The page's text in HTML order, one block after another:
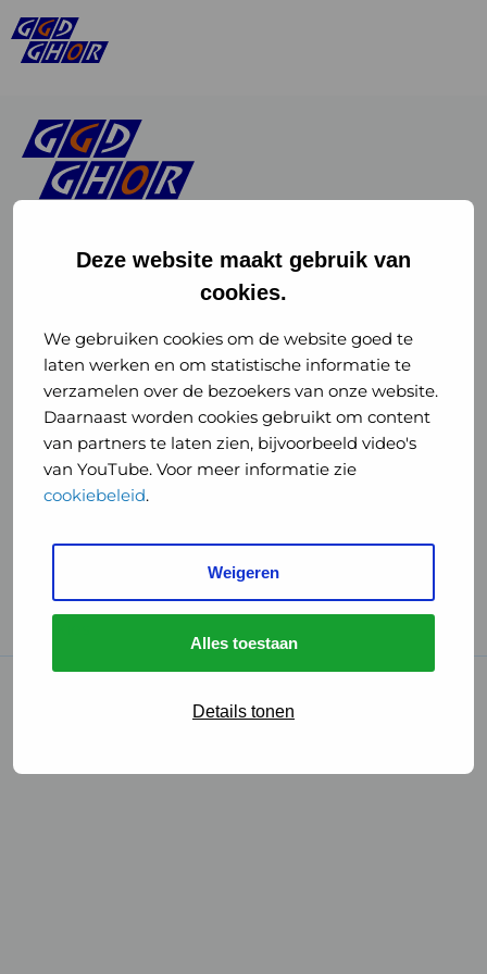
Deze website maakt gebruik van
cookies.
We gebruiken cookies om de website goed te
laten werken en om statistische informatie te
verzamelen over de bezoekers van onze website.
Daarnaast worden cookies gebruikt om content
van partners te laten zien, bijvoorbeeld video's
van YouTube. Voor meer informatie zie
cookiebeleid.
Weigeren
Alles toestaan
Details tonen
of
GGD
GHOR
Nederland
Instagram
of
GGD
GHOR
Nederland
GGD Reizen op social media
GGD Reizen
GGD Reisvaccinaties